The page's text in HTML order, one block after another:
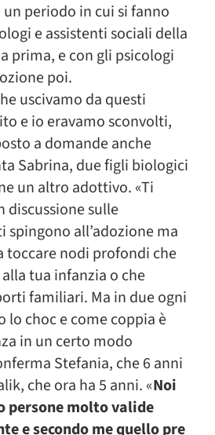
un periodo in cui si fanno
e assistenti sociali della
prima, e con gli psicologi
poi.
uscivamo da questi
e io eravamo sconvolti,
a domande anche
Sabrina, due figli biologici
un altro adottivo. «Ti
sulle
all’adozione ma
toccare nodi profondi che
tua infanzia o che
familiari. Ma in due ogni
lo choc e come coppia è
in un certo modo
Stefania, che 6 anni
che ora ha 5 anni. «Noi
persone molto valide
e secondo me quello pre